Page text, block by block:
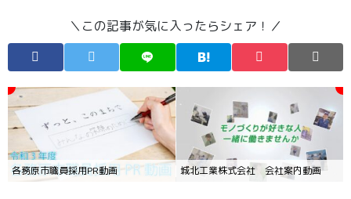
＼この記事が気に入ったらシェア！／
城北工業株式会社 会社案内動画
各務原市職員採用PR動画